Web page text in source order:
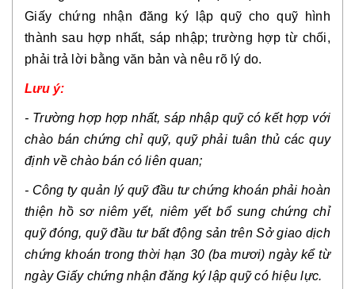
Giấy chứng nhận đăng ký lập quỹ cho quỹ hình
thành sau hợp nhất, sáp nhập; trường hợp từ chối,
phải trả lời bằng văn bản và nêu rõ lý do.
Lưu ý:
- Trường hợp hợp nhất, sáp nhập quỹ có kết hợp với
chào bán chứng chỉ quỹ, quỹ phải tuân thủ các quy
định về chào bán có liên quan;
- Công ty quản lý quỹ đầu tư chứng khoán phải hoàn
thiện hồ sơ niêm yết, niêm yết bổ sung chứng chỉ
quỹ đóng, quỹ đầu tư bất động sản trên Sở giao dịch
chứng khoán trong thời hạn 30 (ba mươi) ngày kể từ
ngày Giấy chứng nhận đăng ký lập quỹ có hiệu lực.